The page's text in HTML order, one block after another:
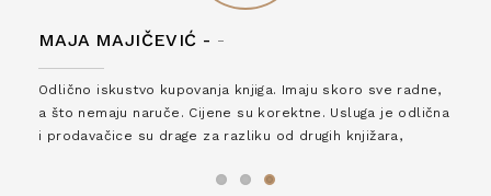
MAJA MAJIČEVIĆ - -
Odlično iskustvo kupovanja knjiga. Imaju skoro sve radne,
a što nemaju naruče. Cijene su korektne. Usluga je odlična
i prodavačice su drage za razliku od drugih knjižara,